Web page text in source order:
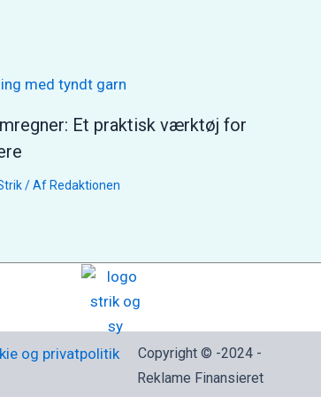
Et praktisk værktøj for
/ Af Redaktionen
og privatpolitik
Copyright © -2024 -
Reklame Finansieret